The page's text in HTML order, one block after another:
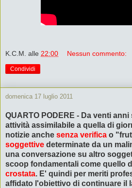
K.C.M. alle 22:00 Nessun commento:
Condividi
domenica 17 luglio 2011
QUARTO PODERE - Da venti
attività assimilabile a quella di
notizie anche senza verifica o
soggettive determinate da un
una conversazione su altro
scoop fondamentali come quello
crostata. E' quindi per meriti
affidato l'obiettivo di continuare il